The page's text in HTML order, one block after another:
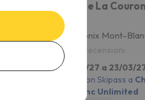
Hôtel De La
Chamonix Mont-
9.3
405 recensioni
da 18/03/27 a 23/03/
4 giorni con Skipass a
Montblanc Unlimited